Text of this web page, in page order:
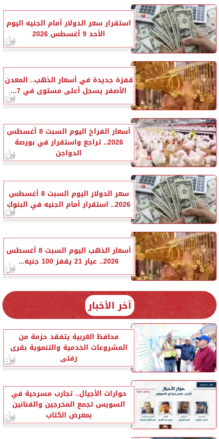
استقرار سعر الدولار أمام الجنيه اليوم
الأحد 9 أغسطس 2026
قفزة جديدة في أسعار الذهب.. المعدن
الأصفر يسجل أعلى مستوى في 7...
أسعار الفراخ اليوم السبت 8 أغسطس
2026.. تراجع واستقرار في بورصة
الدواجن
سعر الدولار اليوم السبت 8 أغسطس
2026.. استقرار أمام الجنيه في البنوك
أسعار الذهب اليوم السبت 8 أغسطس
2026.. عيار 21 يقفز 100 جنيه...
آخر الأخبار
محافظ الغربية يتفقد حزمة من
المشروعات الخدمية والتنموية بقرى
زفتى
حوارات الأجيال.. تجارب مسرحية في
السويس تجمع المخرجين والفنانين
بمعرض الكتاب